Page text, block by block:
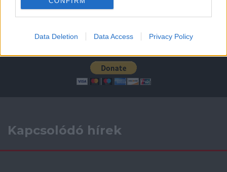
Data Deletion Data Access Privacy Policy
Támogatás
Támogasd adományoddal
Kapcsolódó hírek